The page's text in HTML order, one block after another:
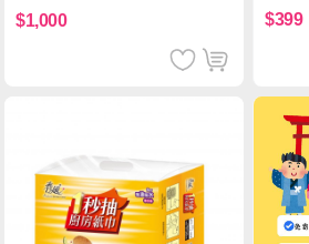
$1,000 $399